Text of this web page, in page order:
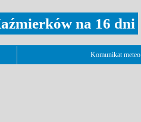
na 16 dni
Komunikat meteo